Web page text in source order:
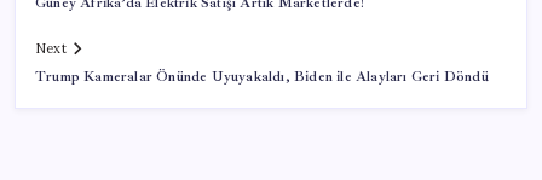
Next
Trump Kameralar Önünde Uyuyakaldı, Biden ile Alayları Geri Döndü